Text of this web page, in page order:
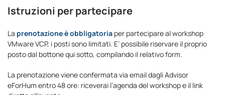
Istruzioni per partecipare
La prenotazione è obbligatoria per partecipare al workshop
VMware VCP, i posti sono limitati. E’ possibile riservare il proprio
posto dal bottone qui sotto, compilando il relativo form.
La prenotazione viene confermata via email dagli Advisor
eForHum entro 48 ore: riceverai l’agenda del workshop e il link